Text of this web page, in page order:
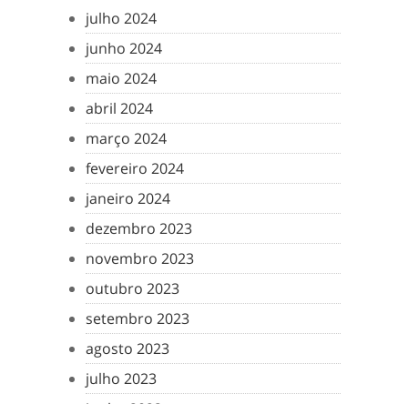
julho 2024
junho 2024
maio 2024
abril 2024
março 2024
fevereiro 2024
janeiro 2024
dezembro 2023
novembro 2023
outubro 2023
setembro 2023
agosto 2023
julho 2023